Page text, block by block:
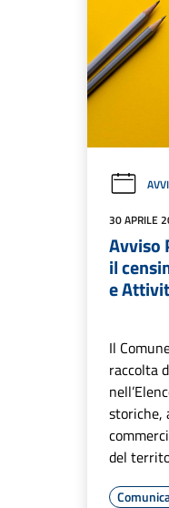
30 APRILE
Avviso
il
e
Il
raccolta
storiche,
del